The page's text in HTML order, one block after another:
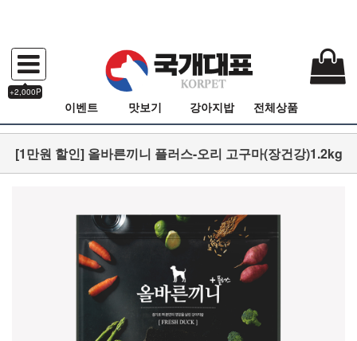
+2,000P
이벤트 맛보기 강아지밥 전체상품
[1만원 할인] 올바른끼니 플러스-오리 고구마(장건강)1.2kg